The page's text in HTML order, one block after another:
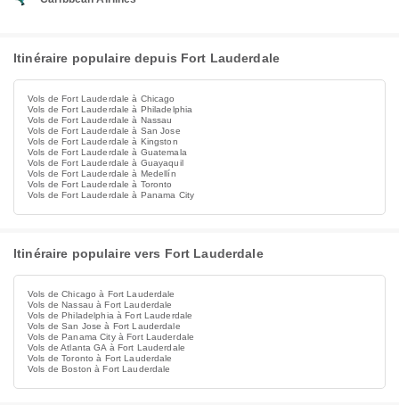
Itinéraire populaire depuis Fort Lauderdale
Vols de Fort Lauderdale à Chicago
Vols de Fort Lauderdale à Philadelphia
Vols de Fort Lauderdale à Nassau
Vols de Fort Lauderdale à San Jose
Vols de Fort Lauderdale à Kingston
Vols de Fort Lauderdale à Guatemala
Vols de Fort Lauderdale à Guayaquil
Vols de Fort Lauderdale à Medellín
Vols de Fort Lauderdale à Toronto
Vols de Fort Lauderdale à Panama City
Itinéraire populaire vers Fort Lauderdale
Vols de Chicago à Fort Lauderdale
Vols de Nassau à Fort Lauderdale
Vols de Philadelphia à Fort Lauderdale
Vols de San Jose à Fort Lauderdale
Vols de Panama City à Fort Lauderdale
Vols de Atlanta GA à Fort Lauderdale
Vols de Toronto à Fort Lauderdale
Vols de Boston à Fort Lauderdale